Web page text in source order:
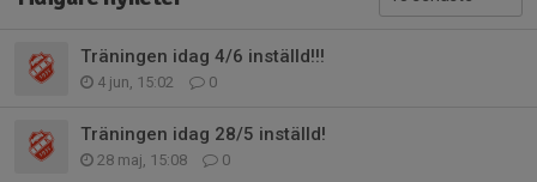
Träningen idag 4/6 inställd!!!
4 jun, 15:02 0
Träningen idag 28/5 inställd!
28 maj, 15:08 0